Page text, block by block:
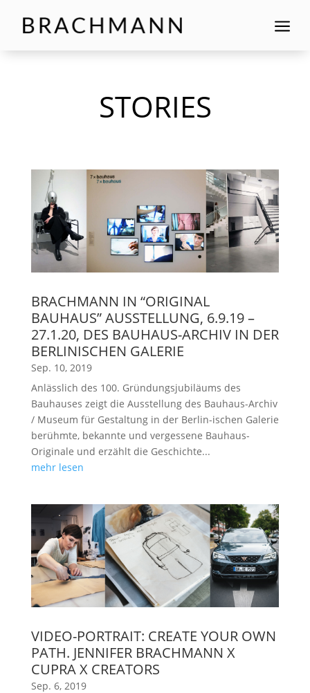
a
STORIES
BRACHMANN IN “ORIGINAL
BAUHAUS” AUSSTELLUNG, 6.9.19 –
27.1.20, DES BAUHAUS-ARCHIV IN DER
BERLINISCHEN GALERIE
Sep. 10, 2019
Anlässlich des 100. Gründungsjubiläums des
Bauhauses zeigt die Ausstellung des Bauhaus-Archiv
/ Museum für Gestaltung in der Berlin-ischen Galerie
berühmte, bekannte und vergessene Bauhaus-
Originale und erzählt die Geschichte...
mehr lesen
VIDEO-PORTRAIT: CREATE YOUR OWN
PATH. JENNIFER BRACHMANN X
CUPRA X CREATORS
Sep. 6, 2019